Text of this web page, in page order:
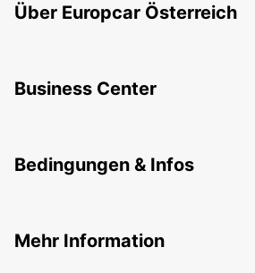
Über Europcar Österreich
Business Center
Bedingungen & Infos
Mehr Information